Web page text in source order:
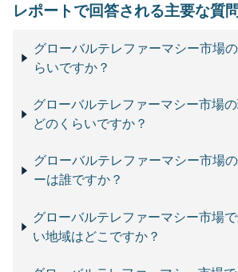
レポートで回答される主要な質問
グローバルテレファーマシー市場
らいですか？
グローバルテレファーマシー市場
どのくらいですか？
グローバルテレファーマシー市場
ーは誰ですか？
グローバルテレファーマシー市場
い地域はどこですか？